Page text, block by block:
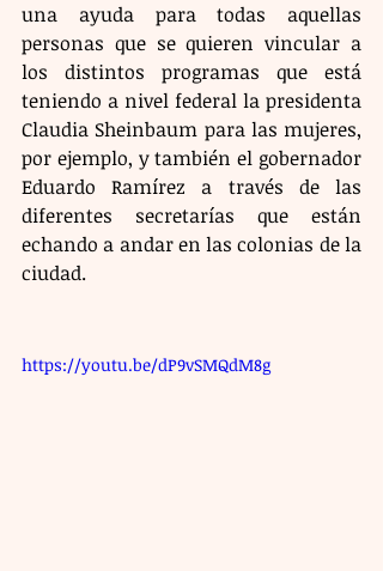
una ayuda para todas aquellas
personas que se quieren vincular a
los distintos programas que está
teniendo a nivel federal la presidenta
Claudia Sheinbaum para las mujeres,
por ejemplo, y también el gobernador
Eduardo Ramírez a través de las
diferentes secretarías que están
echando a andar en las colonias de la
ciudad.
https://youtu.be/dP9vSMQdM8g